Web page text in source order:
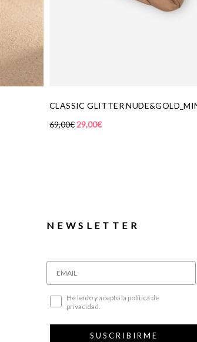
BAILARINA MY MOM TAUPE
149,00 €75,00€
NEWSLETTER
He leído y acepto la política de
privacidad.
SUSCRIBIRME